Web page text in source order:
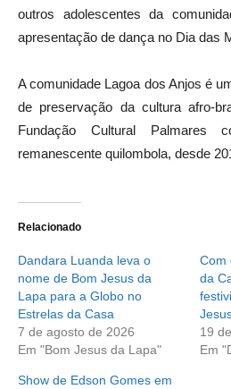
outros adolescentes da
apresentação de dança no Dia das
A comunidade Lagoa dos Anjos é
de preservação da cultura afro-
Fundação Cultural Palmares
remanescente quilombola, desde
Relacionado
Dandara Luanda leva o
nome de Bom Jesus da
Lapa para a Globo no
Estrelas da Casa
7 de agosto de 2026
Em "Bom Jesus da Lapa"
Com
da
19
Em
Show de Edson Gomes em